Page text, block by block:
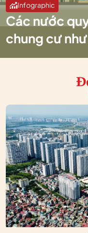
Infographic
Các nước
chung cư